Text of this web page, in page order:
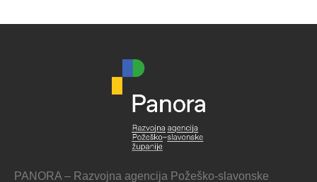
PANORA – Razvojna agencija Požeško-slavonske